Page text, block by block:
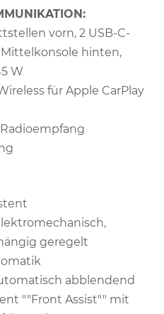
vorn, 2 USB-C-
hinten,
W
für Apple CarPlay
geregelt
abblendend
""Front Assist"" mit